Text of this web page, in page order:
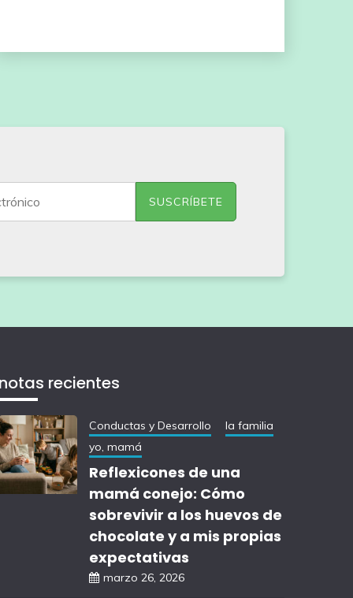
recientes
Conductas y Desarrollo
la familia
yo, mamá
Reflexicones de una
mamá conejo: Cómo
sobrevivir a los huevos de
chocolate y a mis propias
expectativas
marzo 26, 2026